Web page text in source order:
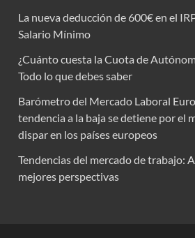
La nueva deducción de 600€ en el
Salario Mínimo
¿Cuánto cuesta la Cuota de
Todo lo que debes saber
Barómetro del Mercado Laboral
tendencia a la baja se detiene por el
dispar en los países europeos
Tendencias del mercado de trabajo:
mejores perspectivas